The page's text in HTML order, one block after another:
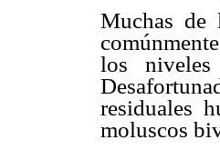
Muchas de
los
residuales
moluscos